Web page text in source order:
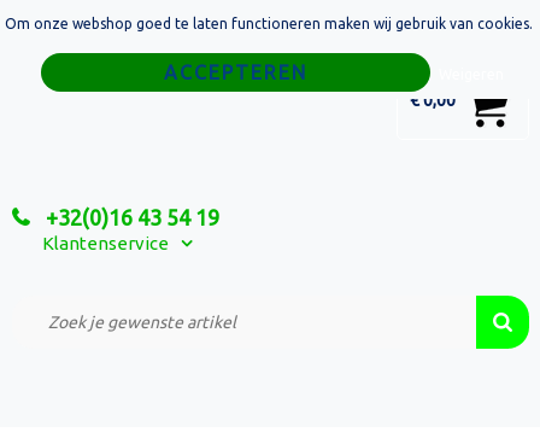
€ 0,00
+32(0)16 43 54 19
Klantenservice
Home
Relatiegeschenken
Custom Made Projecten
Om onze webshop goed te laten functioneren maken wij gebruik van cookies.